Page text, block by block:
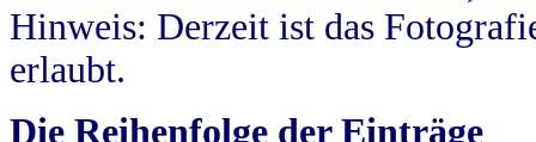
Hinweis: Derzeit ist das
erlaubt.
Die Reihenfolge der Einträge